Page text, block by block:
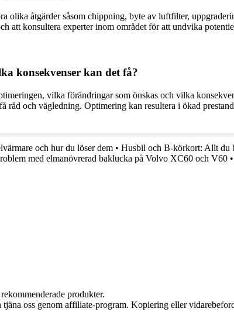
olika åtgärder såsom chippning, byte av luftfilter,
att konsultera experter inom området för att undvika
konsekvenser kan det få?
vilka förändringar som önskas och vilka
och vägledning. Optimering kan resultera i ökad
och hur du löser dem • Husbil och B-körkort: Allt du
med elmanövrerad baklucka på Volvo XC60 och V60 •
produkter.
oss genom affiliate-program. Kopiering eller